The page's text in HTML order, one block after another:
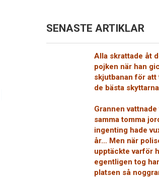
SENASTE ARTIKLAR
Alla skrattade åt
pojken när han
skjutbanan för att
de bästa skyttarna
Grannen
samma tomma
ingenting hade
år… Men när
upptäckte varför
egentligen tog
platsen så